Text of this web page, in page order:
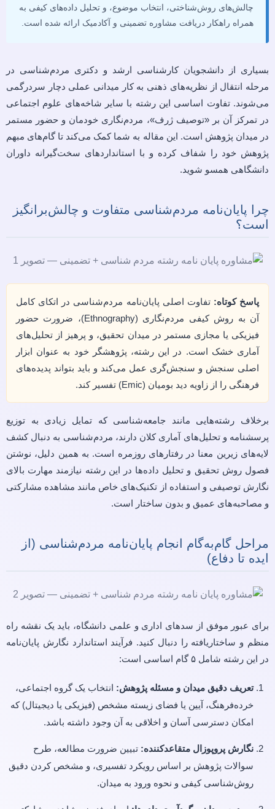
چالش‌های روش‌شناختی، انتخاب موضوع، و تحلیل داده‌های کیفی به
همراه راهکار دریافت مشاوره تضمینی و آکادمیک ارائه شده است.
بسیاری از دانشجویان کارشناسی ارشد و دکتری مردم‌شناسی در
مرحله انتقال از نظریه‌های ذهنی به کار میدانی عملی دچار سردرگمی
می‌شوند. تفاوت اساسی این رشته با سایر شاخه‌های علوم اجتماعی
در تمرکز آن بر «توصیف ژرف»، مردم‌نگاری خودمان و حضور مستمر
در میدان پژوهش است. این مقاله به شما کمک می‌کند تا گام‌های مبهم
پژوهش خود را شفاف کرده و با استانداردهای سخت‌گیرانه داوران
دانشگاهی همسو شوید.
چرا پایان‌نامه مردم‌شناسی متفاوت و چالش‌برانگیز
است؟
پاسخ کوتاه: تفاوت اصلی پایان‌نامه مردم‌شناسی در اتکای کامل
آن به روش کیفی مردم‌نگاری (Ethnography)، ضرورت حضور
فیزیکی یا مجازی مستمر در میدان تحقیق، و پرهیز از تحلیل‌های
آماری خشک است. در این رشته، پژوهشگر خود به عنوان ابزار
اصلی سنجش و سنجش‌گری عمل می‌کند و باید بتواند پدیده‌های
فرهنگی را از زاویه دید بومیان (Emic) تفسیر کند.
برخلاف رشته‌هایی مانند جامعه‌شناسی که تمایل زیادی به توزیع
پرسشنامه و تحلیل‌های آماری کلان دارند، مردم‌شناسی به دنبال کشف
لایه‌های زیرین معنا در رفتارهای روزمره است. به همین دلیل، نوشتن
فصول روش تحقیق و تحلیل داده‌ها در این رشته نیازمند مهارت بالای
نگارش توصیفی و استفاده از تکنیک‌های خاص مانند مشاهده مشارکتی
و مصاحبه‌های عمیق و بدون ساختار است.
مراحل گام‌به‌گام انجام پایان‌نامه مردم‌شناسی (از
ایده تا دفاع)
برای عبور موفق از سدهای اداری و علمی دانشگاه، باید یک نقشه راه
منظم و ساختاریافته را دنبال کنید. فرآیند استاندارد نگارش پایان‌نامه
در این رشته شامل ۵ گام اساسی است:
تعریف دقیق میدان و مسئله پژوهش: انتخاب یک گروه اجتماعی،
خرده‌فرهنگ، آیین یا فضای زیسته مشخص (فیزیکی یا دیجیتال) که
امکان دسترسی آسان و اخلاقی به آن وجود داشته باشد.
نگارش پروپوزال متقاعدکننده: تبیین ضرورت مطالعه، طرح
سوالات پژوهش بر اساس رویکرد تفسیری، و مشخص کردن دقیق
روش‌شناسی کیفی و نحوه ورود به میدان.